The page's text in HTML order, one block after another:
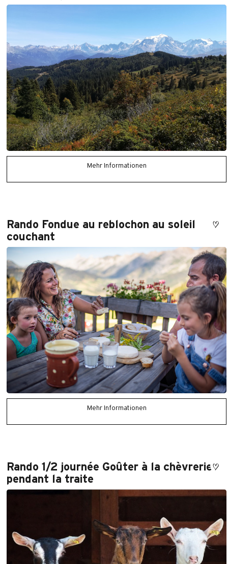
Mehr Informationen
Rando Fondue au reblochon au soleil
couchant
Mehr Informationen
Rando 1/2 journée Goûter à la chèvrerie
pendant la traite